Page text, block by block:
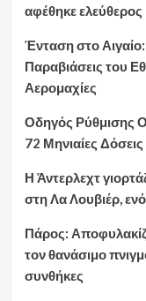
αφέθηκε ελεύθερος
Ένταση στο
Παραβιάσεις του
Αερομαχίες
Οδηγός Ρύθμισης
72 Μηνιαίες Δόσεις
Η Άντερλεχτ
στη Λα Λουβιέρ,
Πάρος:
τον θανάσιμο
συνθήκες